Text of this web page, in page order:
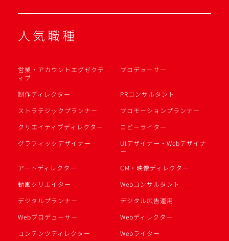
人気職種
営業・アカウントエグゼクテ
ィブ
プロデューサー
制作ディレクター
PRコンサルタント
ストラテジックプランナー
プロモーションプランナー
クリエイティブディレクター
コピーライター
グラフィックデザイナー
UIデザイナー・Webデザイナ
ー
アートディレクター
CM・映像ディレクター
動画クリエイター
Webコンサルタント
デジタルプランナー
デジタル広告運用
Webプロデューサー
Webディレクター
コンテンツディレクター
Webライター